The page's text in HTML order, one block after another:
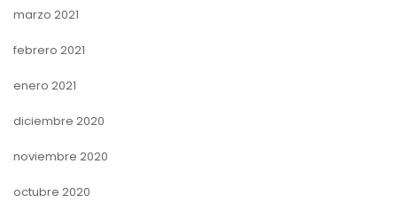
marzo 2021
febrero 2021
enero 2021
diciembre 2020
noviembre 2020
octubre 2020